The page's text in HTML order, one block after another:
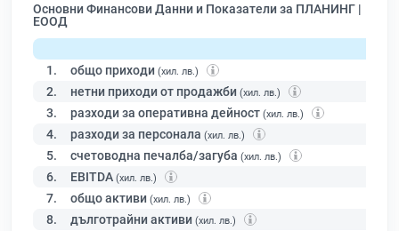
Основни Финансови Данни и Показатели за ПЛАНИНГ |
ЕООД
1. общо приходи (хил. лв.)
2. нетни приходи от продажби (хил. лв.)
3. разходи за оперативна дейност (хил. лв.)
4. разходи за персонала (хил. лв.)
5. счетоводна печалба/загуба (хил. лв.)
6. EBITDA (хил. лв.)
7. общо активи (хил. лв.)
8. дълготрайни активи (хил. лв.)